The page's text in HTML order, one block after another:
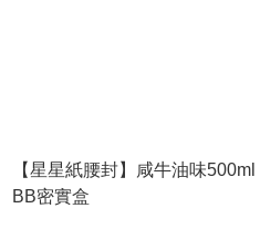
【星星紙腰封】咸牛油味500ml
BB密實盒